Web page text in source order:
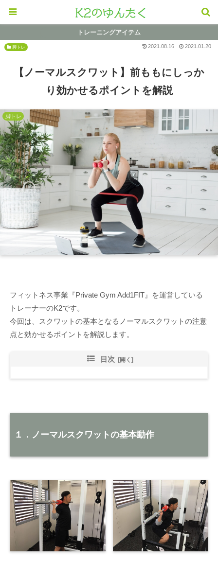
トレーニングアイテム
【ノーマルスクワット】前ももにしっか
り効かせるポイントを解説
脚トレ
2021.08.16 2021.01.20
フィットネス事業『Private Gym Add1FIT』を運営している
トレーナーのK2です。
今回は、スクワットの基本となるノーマルスクワットの注意
点と効かせるポイントを解説します。
目次
１．ノーマルスクワットの基本動作
脚トレ